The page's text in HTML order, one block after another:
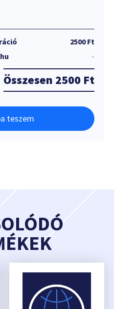
2500 Ft
-
Összesen 2500 Ft
teszem